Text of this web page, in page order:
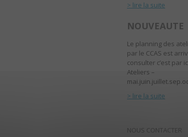
> lire la suite
NOUVEAUTE
Le planning des
par le CCAS est
consulter c’est par
Ateliers –
> lire la suite
NOUS CONTACTER